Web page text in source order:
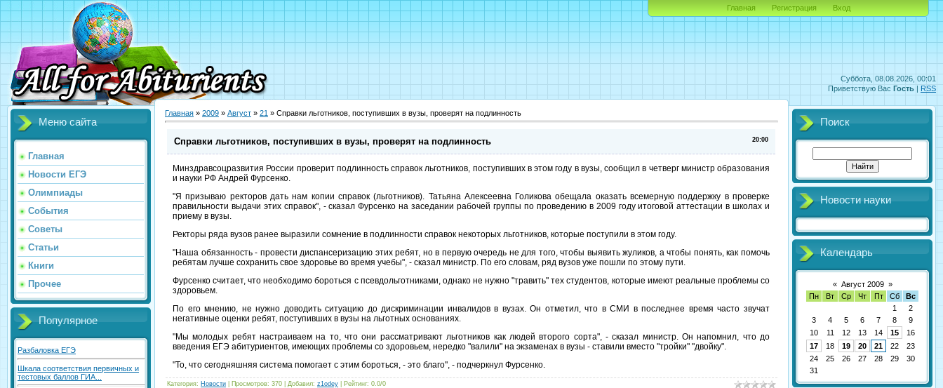
Суббота, 08.08.2026, 00:01
Приветствую Вас Гость | RSS
Главная Регистрация Вход
Меню сайта
Главная
Новости ЕГЭ
Олимпиады
События
Советы
Статьи
Книги
Прочее
Популярное
Разбаловка ЕГЭ
Шкала соответствия первичных и
тестовых баллов ГИА...
Главная » 2009 » Август » 21 » Справки льготников, поступивших в вузы, проверят на подлинность
20:00
Справки льготников, поступивших в вузы, проверят на подлинность
Минздравсоцразвития России проверит подлинность справок льготников, поступивших в этом году в вузы, сообщил в четверг министр образования
и науки РФ Андрей Фурсенко.
"Я призываю ректоров дать нам копии справок (льготников). Татьяна Алексеевна Голикова обещала оказать всемерную поддержку в проверке
правильности выдачи этих справок", - сказал Фурсенко на заседании рабочей группы по проведению в 2009 году итоговой аттестации в школах и
приему в вузы.
Ректоры ряда вузов ранее выразили сомнение в подлинности справок некоторых льготников, которые поступили в этом году.
"Наша обязанность - провести диспансеризацию этих ребят, но в первую очередь не для того, чтобы выявить жуликов, а чтобы понять, как помочь
ребятам лучше сохранить свое здоровье во время учебы", - сказал министр. По его словам, ряд вузов уже пошли по этому пути.
Фурсенко считает, что необходимо бороться с псевдольготниками, однако не нужно "травить" тех студентов, которые имеют реальные проблемы со
здоровьем.
По его мнению, не нужно доводить ситуацию до дискриминации инвалидов в вузах. Он отметил, что в СМИ в последнее время часто звучат
негативные оценки ребят, поступивших в вузы на льготных основаниях.
"Мы молодых ребят настраиваем на то, что они рассматривают льготников как людей второго сорта", - сказал министр. Он напомнил, что до
введения ЕГЭ абитуриентов, имеющих проблемы со здоровьем, нередко "валили" на экзаменах в вузы - ставили вместо "тройки" "двойку".
"То, что сегодняшняя система помогает с этим бороться, - это благо", - подчеркнул Фурсенко.
Категория: Новости Просмотров: 370 | Добавил: z1odey Рейтинг: 0.0/0
Поиск
Новости науки
Календарь
« Август 2009 »
Пн
Вт Ср Чт Пт Сб
Вс
1
2
3
4 5 6 7 8
9
10
11 12 13 14 15
16
17
18 19 20 21 22
23
24
25 26 27 28 29
30
31